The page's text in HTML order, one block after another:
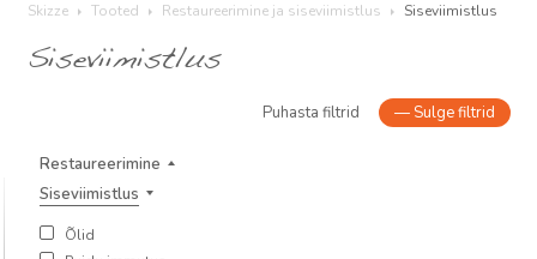
Skizze Tooted Restaureerimine ja siseviimistlus Siseviimistlus
Siseviimistlus
Puhasta filtrid — Sulge filtrid
Restaureerimine
Siseviimistlus
Õlid